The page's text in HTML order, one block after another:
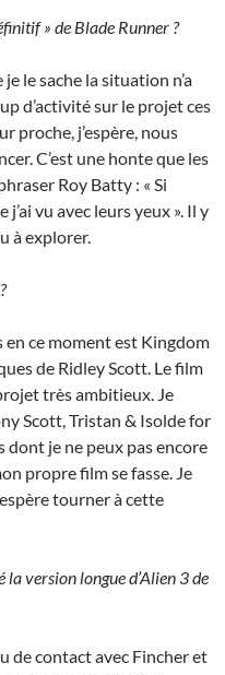
» de Blade Runner ?
le sache la situation n’a
d’activité sur le projet ces
proche, j’espère, nous
C’est une honte que les
Roy Batty : « Si
vu avec leurs yeux ». Il y
à explorer.
en ce moment est Kingdom
de Ridley Scott. Le film
très ambitieux. Je
Scott, Tristan & Isolde for
je ne peux pas encore
propre film se fasse. Je
tourner à cette
version longue d’Alien 3 de
de contact avec Fincher et